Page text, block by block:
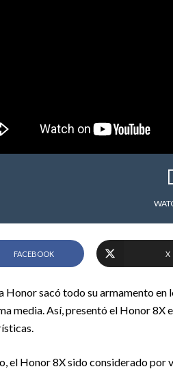
FACEBOOK X
Honor sacó todo su armamento
media. Así, presentó el Honor
el Honor 8X sido considerado por